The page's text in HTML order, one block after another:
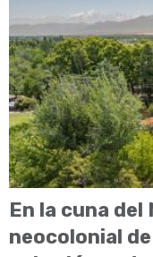
En la cuna del
neocolonial